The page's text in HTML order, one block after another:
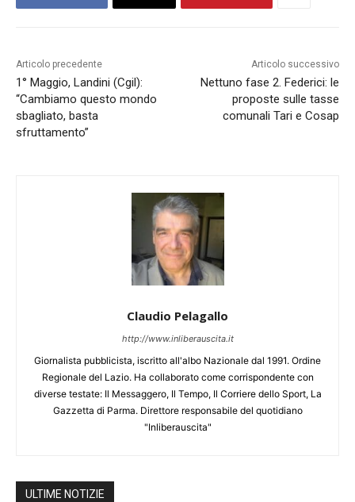
Articolo precedente
1° Maggio, Landini (Cgil):
“Cambiamo questo mondo
sbagliato, basta
sfruttamento”
Articolo successivo
Nettuno fase 2. Federici: le
proposte sulle tasse
comunali Tari e Cosap
Claudio Pelagallo
http://www.inliberauscita.it
Giornalista pubblicista, iscritto all'albo Nazionale dal 1991. Ordine
Regionale del Lazio. Ha collaborato come corrispondente con
diverse testate: Il Messaggero, Il Tempo, Il Corriere dello Sport, La
Gazzetta di Parma. Direttore responsabile del quotidiano
"Inliberauscita"
ULTIME NOTIZIE